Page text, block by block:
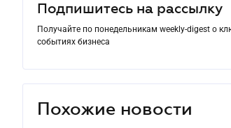
Подпишитесь на рассылку
Получайте по понедельникам weekly-digest о
событиях бизнеса
Похожие новости